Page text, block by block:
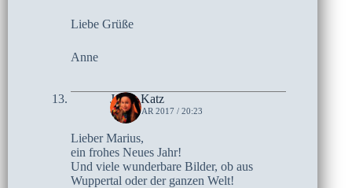
Liebe Grüße
Anne
Jaelle Katz
4. JANUAR 2017 / 20:23
Lieber Marius,
ein frohes Neues Jahr!
Und viele wunderbare Bilder, ob aus
Wuppertal oder der ganzen Welt!